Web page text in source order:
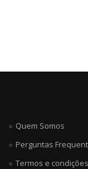
Quem Somos
Perguntas
Termos e condições